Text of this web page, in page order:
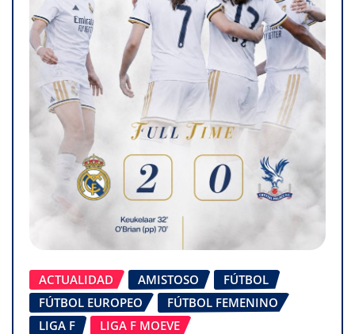
ACTUALIDAD AMISTOSO
FÚTBOL
FÚTBOL EUROPEO
FÚTBOL FEMENINO
LIGA F
LIGA F MOEVE